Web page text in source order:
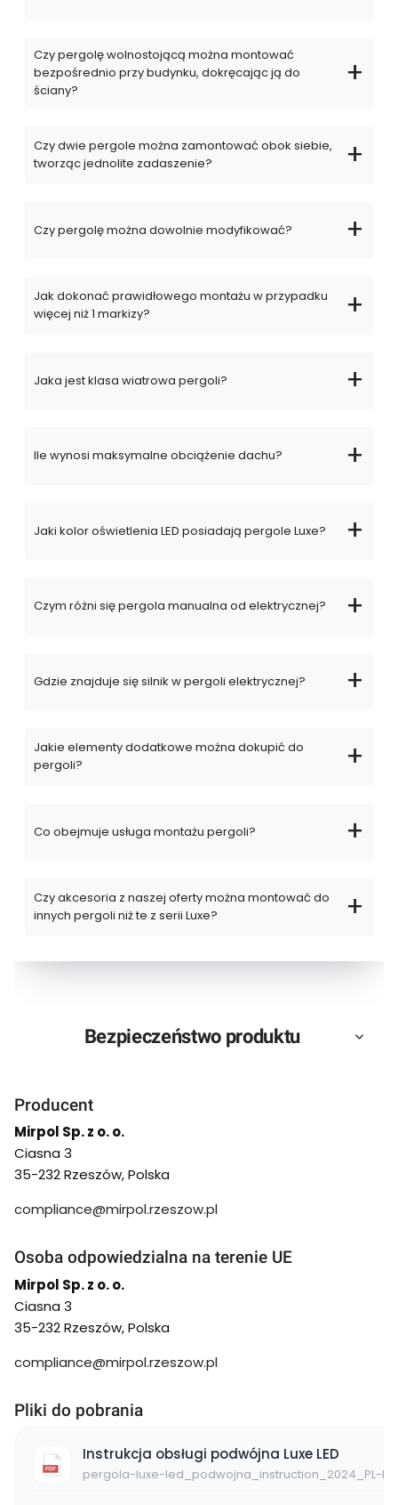
Czy pergolę wolnostojącą można montować
bezpośrednio przy budynku, dokręcając ją do
ściany?
Czy dwie pergole można zamontować obok siebie,
tworząc jednolite zadaszenie?
Czy pergolę można dowolnie modyfikować?
Jak dokonać prawidłowego montażu w przypadku
więcej niż 1 markizy?
Jaka jest klasa wiatrowa pergoli?
Ile wynosi maksymalne obciążenie dachu?
Jaki kolor oświetlenia LED posiadają pergole Luxe?
Czym różni się pergola manualna od elektrycznej?
Gdzie znajduje się silnik w pergoli elektrycznej?
Jakie elementy dodatkowe można dokupić do
pergoli?
Co obejmuje usługa montażu pergoli?
Czy akcesoria z naszej oferty można montować do
innych pergoli niż te z serii Luxe?
Bezpieczeństwo produktu
Producent
Mirpol Sp. z o. o.
Ciasna 3
35-232 Rzeszów, Polska
compliance@mirpol.rzeszow.pl
Osoba odpowiedzialna na terenie UE
Mirpol Sp. z o. o.
Ciasna 3
35-232 Rzeszów, Polska
compliance@mirpol.rzeszow.pl
Pliki do pobrania
pergola-luxe-led_podwojna_instruction_2024_PL-
Instrukcja obsługi podwójna Luxe LED